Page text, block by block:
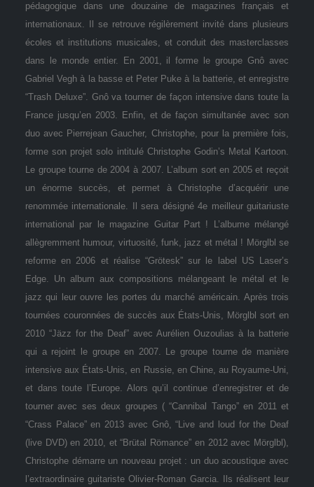
pédagogique dans une douzaine de magazines français et
internationaux. Il se retrouve régilèrement invité dans plusieurs
écoles et institutions musicales, et conduit des masterclasses
dans le monde entier. En 2001, il forme le groupe Gnô avec
Gabriel Vegh à la basse et Peter Puke à la batterie, et enregistre
“Trash Deluxe”. Gnô va tourner de façon intensive dans toute la
France jusqu’en 2003. Enfin, et de façon simultanée avec son
duo avec Pierrejean Gaucher, Christophe, pour la première fois,
forme son projet solo intitulé Christophe Godin’s Metal Kartoon.
Le groupe tourne de 2004 à 2007. L’album sort en 2005 et reçoit
un énorme succès, et permet à Christophe d’acquérir une
renommée internationale. Il sera désigné 4e meilleur guitariuste
international par le magazine Guitar Part ! L’albume mélangé
allègremment humour, virtuosité, funk, jazz et métal ! Mörglbl se
reforme en 2006 et réalise “Grötesk” sur le label US Laser’s
Edge. Un album aux compositions mélangeant le métal et le
jazz qui leur ouvre les portes du marché américain. Après trois
tournées couronnées de succès aux États-Unis, Mörglbl sort en
2010 “Jäzz for the Deaf” avec Aurélien Ouzoulias à la batterie
qui a rejoint le groupe en 2007. Le groupe tourne de manière
intensive aux États-Unis, en Russie, en Chine, au Royaume-Uni,
et dans toute l’Europe. Alors qu’il continue d’enregistrer et de
tourner avec ses deux groupes ( “Cannibal Tango” en 2011 et
“Crass Palace” en 2013 avec Gnô, “Live and loud for the Deaf
(live DVD) en 2010, et “Brütal Römance” en 2012 avec Mörglbl),
Christophe démarre un nouveau projet : un duo acoustique avec
l’extraordinaire guitariste Olivier-Roman Garcia. Ils réalisent leur